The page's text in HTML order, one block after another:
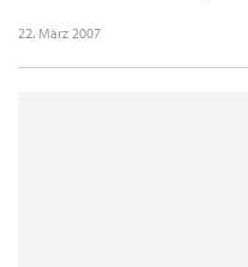
22. März 2007